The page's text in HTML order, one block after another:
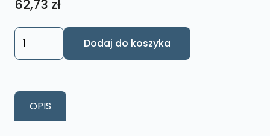
62,73 zł
ilość
Pudełko
Komunii
Świętej
Dodaj do koszyka
OPIS